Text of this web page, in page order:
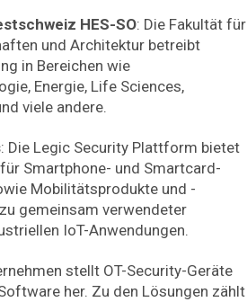
HES-SO: Die Fakultät für
und Architektur betreibt
in Bereichen wie
Energie, Life Sciences,
viele andere.
: Die Legic Security Plattform bietet
Smartphone- und Smartcard-
Mobilitätsprodukte und -
gemeinsam verwendeter
IoT-Anwendungen.
stellt OT-Security-Geräte
her. Zu den Lösungen zählt